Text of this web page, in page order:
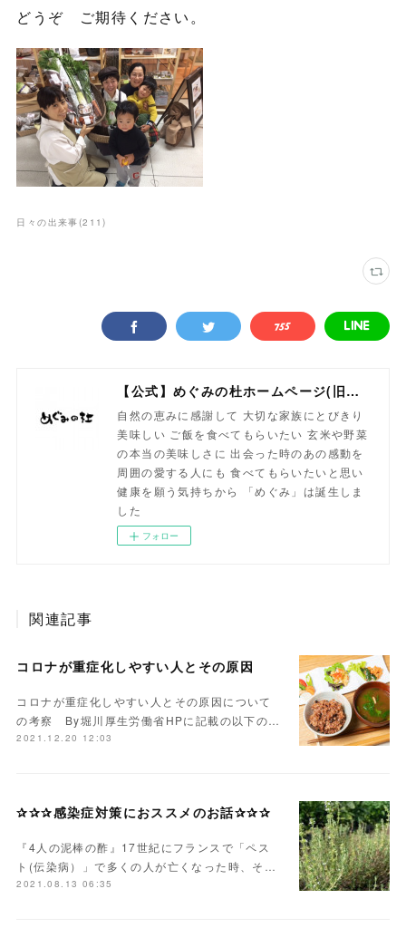
どうぞ ご期待ください。
日々の出来事(211)
【公式】めぐみの杜ホームページ(旧自然食工房）
自然の恵みに感謝して 大切な家族にとびきり
美味しい ご飯を食べてもらいたい 玄米や野菜
の本当の美味しさに 出会った時のあの感動を
周囲の愛する人にも 食べてもらいたいと思い
健康を願う気持ちから 「めぐみ」は誕生しま
した
フォロー
関連記事
コロナが重症化しやすい人とその原因
コロナが重症化しやすい人とその原因について
の考察 By堀川厚生労働省HPに記載の以下の…
2021.12.20 12:03
✰✰✰感染症対策におススメのお話✰✰✰
『4人の泥棒の酢』17世紀にフランスで「ペス
ト(伝染病）」で多くの人が亡くなった時、そ…
2021.08.13 06:35